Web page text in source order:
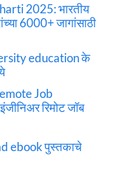
2025: भारतीय
6000+ जागांसाठी
education के
Job
रिमोट जॉब
ebook पुस्तकाचे